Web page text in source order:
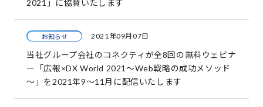
2021」に協賛いたします
お知らせ 2021年09月07日
当社グループ会社のコネクティが全8回の無料ウェビナ
ー「広報×DX World 2021～Web戦略の成功メソッド
～」を2021年9～11月に配信いたします